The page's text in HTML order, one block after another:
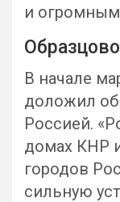
и
В начале
доложил
Россией.
домах КНР
городов
сильную